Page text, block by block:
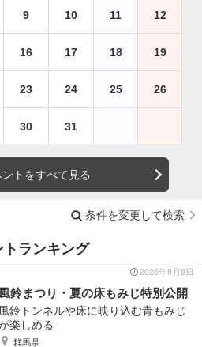
9 10 11 12
16 17 18 19
23 24 25 26
30 31
トをすべて見る
条件を変更して検索
トランキング
2026年8月9日
風鈴まつり・夏の床もみじ特別公開
風鈴トンネルや床に映り込む青もみじ
楽しめる
群馬県